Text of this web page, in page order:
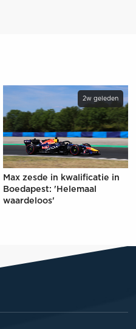
2w geleden
Max zesde in kwalificatie in
Boedapest: 'Helemaal
waardeloos'